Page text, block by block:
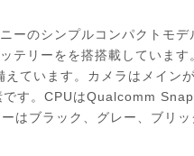
ーのシンプルコンパクトモデ
テリーをを搭搭載しています
えています。カメラはメイン
す。CPUはQualcomm
はブラック、グレー、ブリ